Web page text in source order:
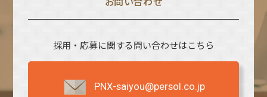
採用・応募に関する問い合わせはこちら
PNX-saiyou@persol.co.jp